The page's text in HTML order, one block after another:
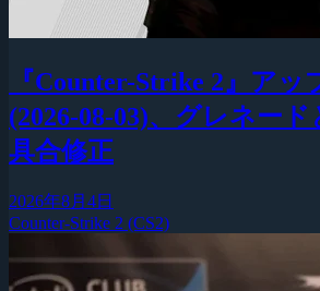
『Counter-Strike 2』アッ
(2026-08-03)、グレネー
具合修正
2026年8月4日
Counter-Strike 2 (CS2)